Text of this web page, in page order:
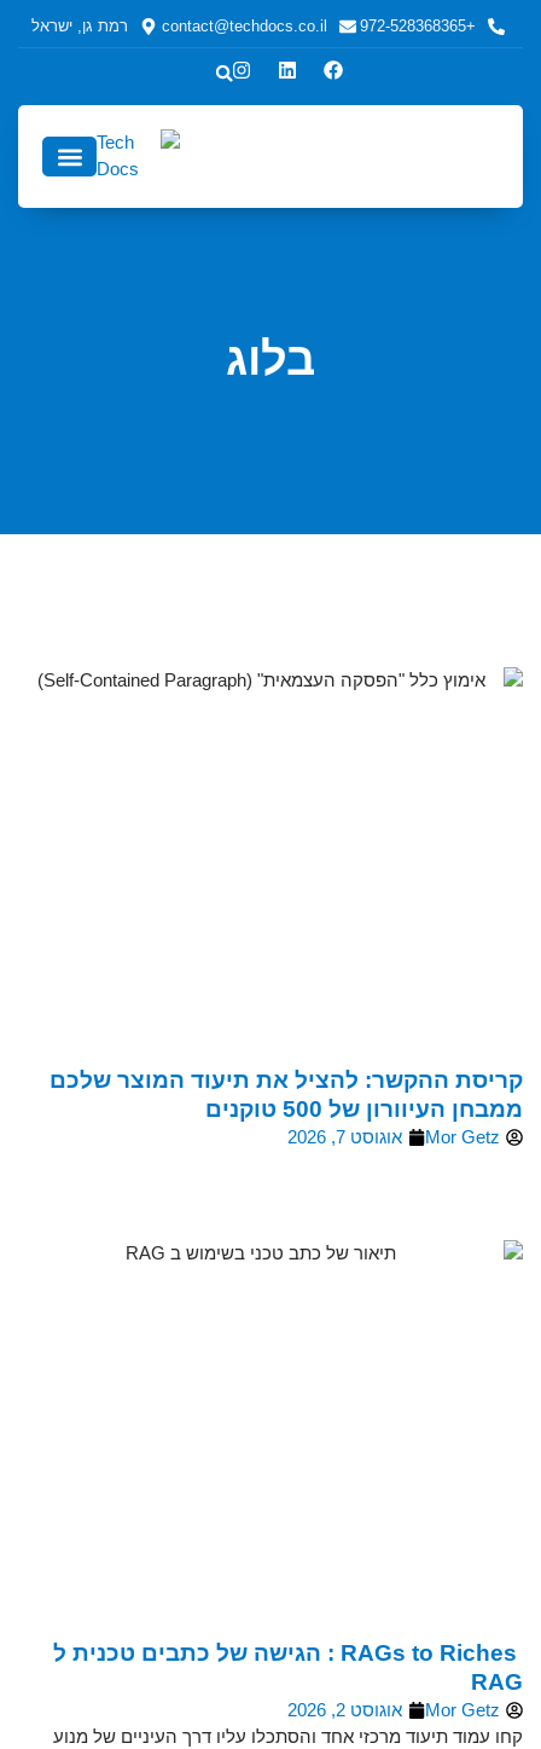
+972-528368365
contact@techdocs.co.il רמת גן, ישראל
בלוג
קריסת ההקשר: להציל את תיעוד המוצר שלכם
ממבחן העיוורון של 500 טוקנים
Mor Getz אוגוסט 7, 2026
RAGs to Riches : הגישה של כתבים טכנית ל
RAG
Mor Getz
אוגוסט 2, 2026
קחו עמוד תיעוד מרכזי אחד והסתכלו עליו דרך העיניים של מנוע